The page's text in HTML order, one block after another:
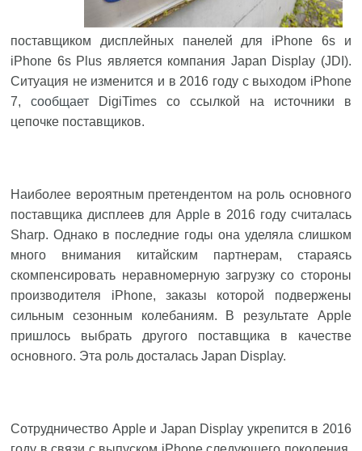
поставщиком дисплейных панелей для iPhone 6s и
iPhone 6s Plus является компания Japan Display (JDI).
Ситуация не изменится и в 2016 году с выходом iPhone
7,сообщает DigiTimes со ссылкой на источники в
цепочке поставщиков.
Наиболее вероятным претендентом на роль основного
поставщика дисплеев для Appleв 2016 году считалась
Sharp. Однако в последние годы она уделяла слишком
много внимания китайским партнерам, стараясь
скомпенсировать неравномерную загрузку со стороны
производителя iPhone, заказы которой подвержены
сильным сезонным колебаниям. В результате Apple
пришлось выбрать другого поставщика в качестве
основного. Эта роль досталась Japan Display.
Сотрудничество Apple и Japan Display укрепится в 2016